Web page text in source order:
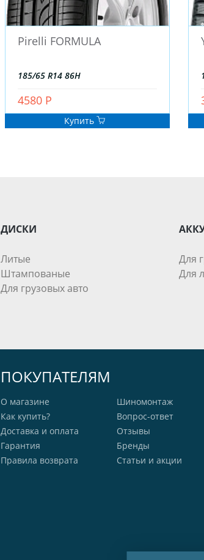
Pirelli FORMULA
185/65 R14 86H
4580 Р
Купить
ДИСКИ
Литые
Штампованые
Для грузовых авто
Для
Для
ПОКУПАТЕЛЯМ
О магазине
Как купить?
Доставка и оплата
Гарантия
Правила возврата
Шиномонтаж
Вопрос-ответ
Отзывы
Бренды
Статьи и акции